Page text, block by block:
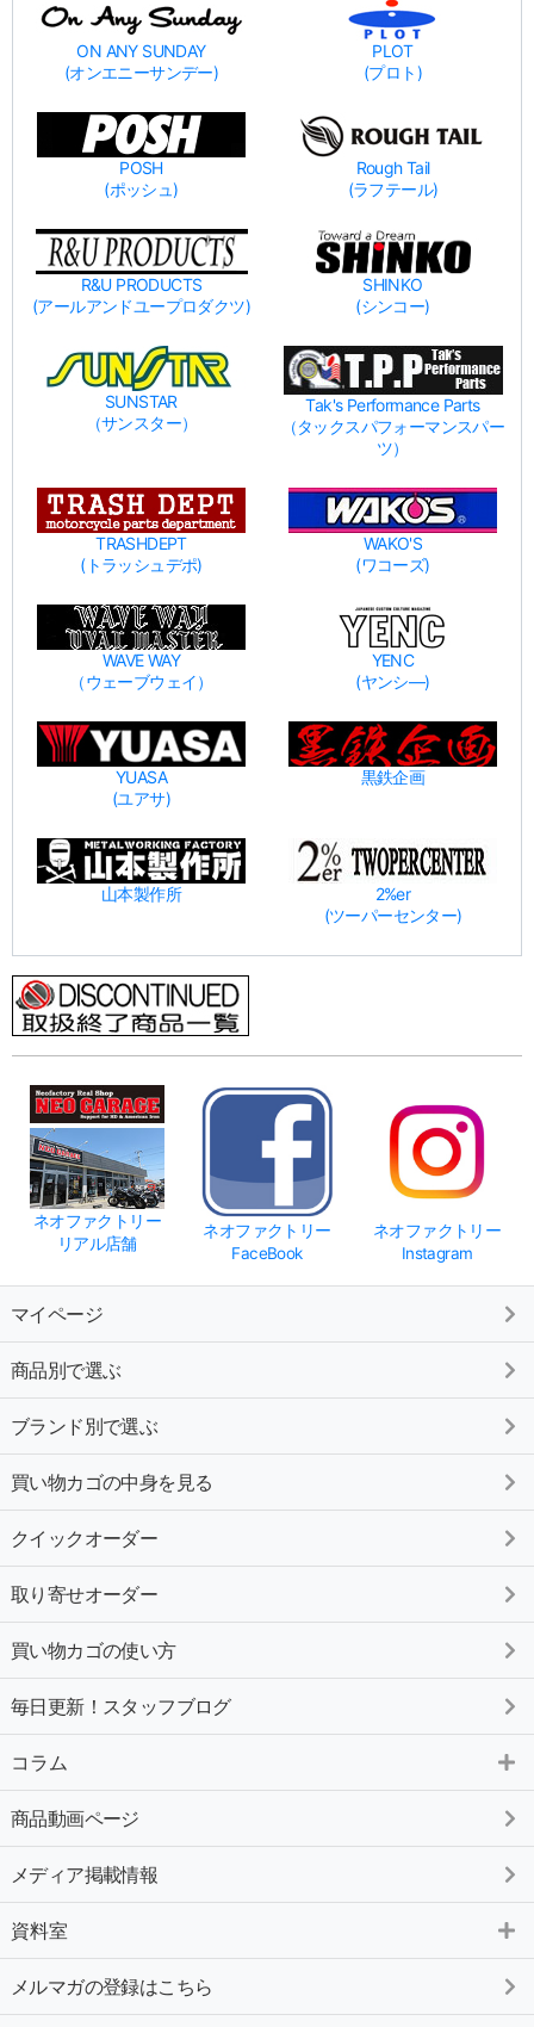
ON ANY SUNDAY
(オンエニーサンデー)
PLOT
(プロト)
POSH
(ポッシュ)
Rough Tail
(ラフテール)
R&U PRODUCTS
(アールアンドユープロダクツ)
SHINKO
(シンコー)
SUNSTAR
（サンスター）
Tak's Performance Parts
（タックスパフォーマンスパー
ツ）
TRASHDEPT
(トラッシュデポ)
WAKO'S
(ワコーズ)
WAVE WAY
（ウェーブウェイ）
YENC
(ヤンシ―)
YUASA
(ユアサ)
黒鉄企画
山本製作所
2%er
(ツーパーセンター)
ネオファクトリー
リアル店舗
ネオファクトリー
FaceBook
ネオファクトリー
Instagram
マイページ
商品別で選ぶ
ブランド別で選ぶ
買い物カゴの中身を見る
クイックオーダー
取り寄せオーダー
買い物カゴの使い方
毎日更新！スタッフブログ
コラム
商品動画ページ
メディア掲載情報
資料室
メルマガの登録はこちら